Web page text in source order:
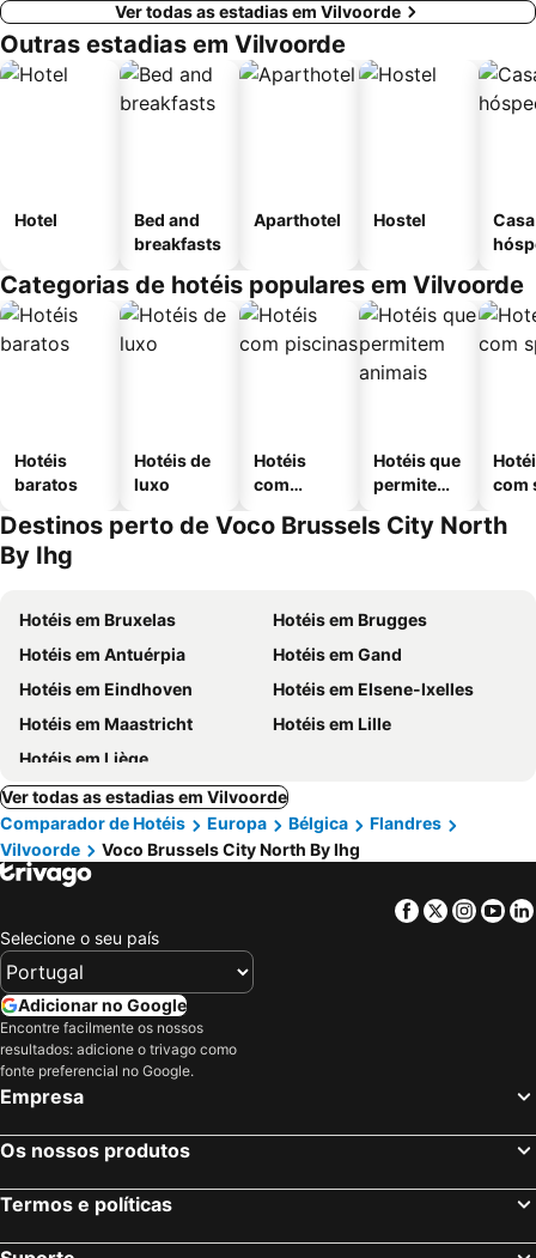
Ver todas as estadias em Vilvoorde
Outras estadias em Vilvoorde
Hotel
Bed and
breakfasts
Aparthotel Hostel
Categorias de hotéis populares em Vilvoorde
Hotéis
baratos
Hotéis de
luxo
Hotéis
com
Hotéis que
permitem
com
Destinos perto de Voco Brussels City North
By Ihg
Hotéis em Bruxelas
Hotéis em Brugges
Hotéis em Antuérpia
Hotéis em Gand
Hotéis em Eindhoven
Hotéis em Elsene-Ixelles
Hotéis em Maastricht
Hotéis em Lille
Hotéis em Liège
Ver todas as estadias em Vilvoorde
Comparador de Hotéis
Europa Bélgica
Flandres
Vilvoorde
Voco Brussels City North By Ihg
Facebook
Twitter
Selecione o seu país
Adicionar no Google
Encontre facilmente os nossos
resultados: adicione o trivago como
fonte preferencial no Google.
Empresa
Os nossos produtos
Termos e políticas